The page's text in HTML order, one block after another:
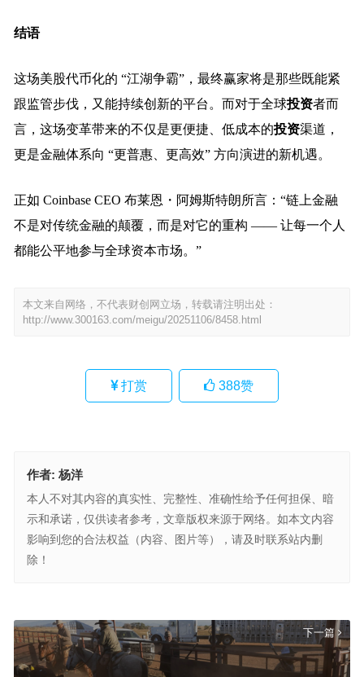
结语
这场美股代币化的 “江湖争霸”，最终赢家将是那些既能紧
跟监管步伐，又能持续创新的平台。而对于全球投资者而
言，这场变革带来的不仅是更便捷、低成本的投资渠道，
更是金融体系向 “更普惠、更高效” 方向演进的新机遇。
正如 Coinbase CEO 布莱恩・阿姆斯特朗所言：“链上金融
不是对传统金融的颠覆，而是对它的重构 —— 让每一个人
都能公平地参与全球资本市场。”
本文来自网络，不代表财创网立场，转载请注明出处：
http://www.300163.com/meigu/20251106/8458.html
打赏 388赞
作者: 杨洋
本人不对其内容的真实性、完整性、准确性给予任何担保、暗
示和承诺，仅供读者参考，文章版权来源于网络。如本文内容
影响到您的合法权益（内容、图片等），请及时联系站内删
除！
下一篇